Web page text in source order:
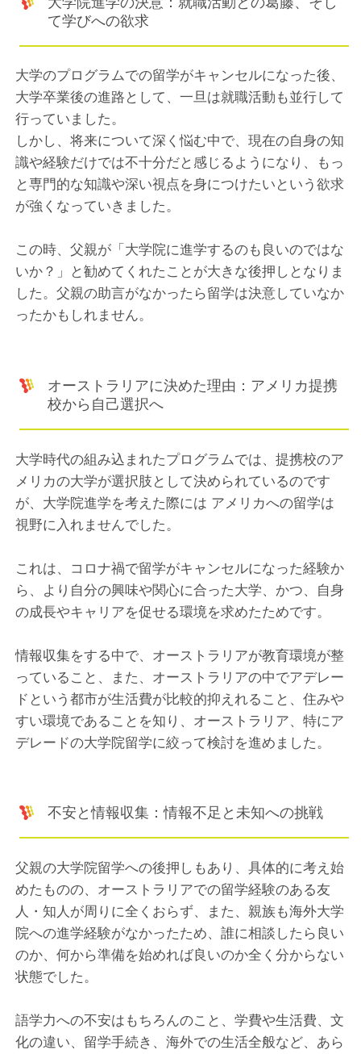
て学びへの欲求
大学のプログラムでの留学がキャンセルになった後、
大学卒業後の進路として、一旦は就職活動も並行して
行っていました。
しかし、将来について深く悩む中で、現在の自身の知
識や経験だけでは不十分だと感じるようになり、もっ
と専門的な知識や深い視点を身につけたいという欲求
が強くなっていきました。
この時、父親が「大学院に進学するのも良いのではな
いか？」と勧めてくれたことが大きな後押しとなりま
した。父親の助言がなかったら留学は決意していなか
ったかもしれません。
オーストラリアに決めた理由：アメリカ提携
校から自己選択へ
大学時代の組み込まれたプログラムでは、提携校のア
メリカの大学が選択肢として決められているのです
が、大学院進学を考えた際には アメリカへの留学は
視野に入れませんでした。
これは、コロナ禍で留学がキャンセルになった経験か
ら、より自分の興味や関心に合った大学、かつ、自身
の成長やキャリアを促せる環境を求めたためです。
情報収集をする中で、オーストラリアが教育環境が整
っていること、また、オーストラリアの中でアデレー
ドという都市が生活費が比較的抑えれること、住みや
すい環境であることを知り、オーストラリア、特にア
デレードの大学院留学に絞って検討を進めました。
不安と情報収集：情報不足と未知への挑戦
父親の大学院留学への後押しもあり、具体的に考え始
めたものの、オーストラリアでの留学経験のある友
人・知人が周りに全くおらず、また、親族も海外大学
院への進学経験がなかったため、誰に相談したら良い
のか、何から準備を始めれば良いのか全く分からない
状態でした。
語学力への不安はもちろんのこと、学費や生活費、文
化の違い、留学手続き、海外での生活全般など、あら